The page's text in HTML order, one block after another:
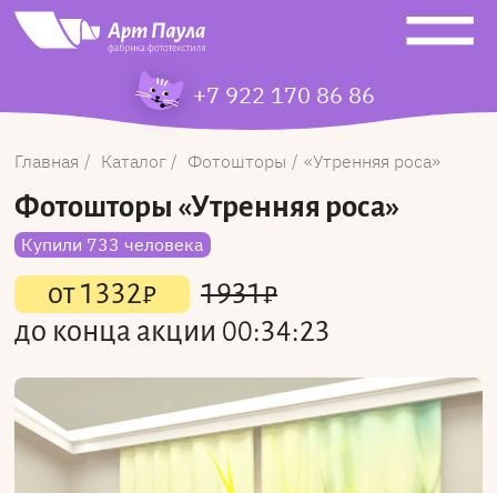
+7 922 170 86 86
Главная Каталог Фотошторы Утренняя роса
Фотошторы «Утренняя роса»
Купили 733 человека
от1332₽ 1931₽
до конца акции 00:34:23